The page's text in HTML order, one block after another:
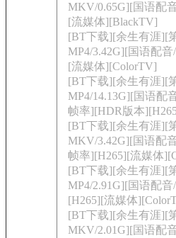
MKV/0.65G][国语配
[流媒体][BlackTV]
[BT下载][余生有涯][
MP4/3.42G][国语配
[流媒体][ColorTV]
[BT下载][余生有涯][
MP4/14.13G][国语配
帧率][HDR版本
[BT下载][余生有涯][
MKV/3.42G][国语配
帧率][H265][流媒体
[BT下载][余生有涯][
MP4/2.91G][国语配
[H265][流媒体
[BT下载][余生有涯][
MKV/2.01G][国语配